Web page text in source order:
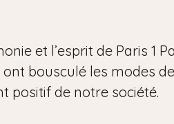
et l’esprit de Paris 1
bousculé les modes
positif de notre société.